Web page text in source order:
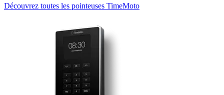
Découvrez toutes les pointeuses TimeMoto